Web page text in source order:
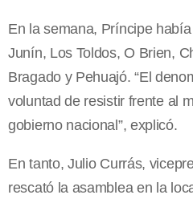
En la semana, Príncipe
Junín, Los Toldos, O Brien,
Bragado y Pehuajó. “El
voluntad de resistir frente al
gobierno nacional”, explicó.
En tanto, Julio Currás,
rescató la asamblea en la